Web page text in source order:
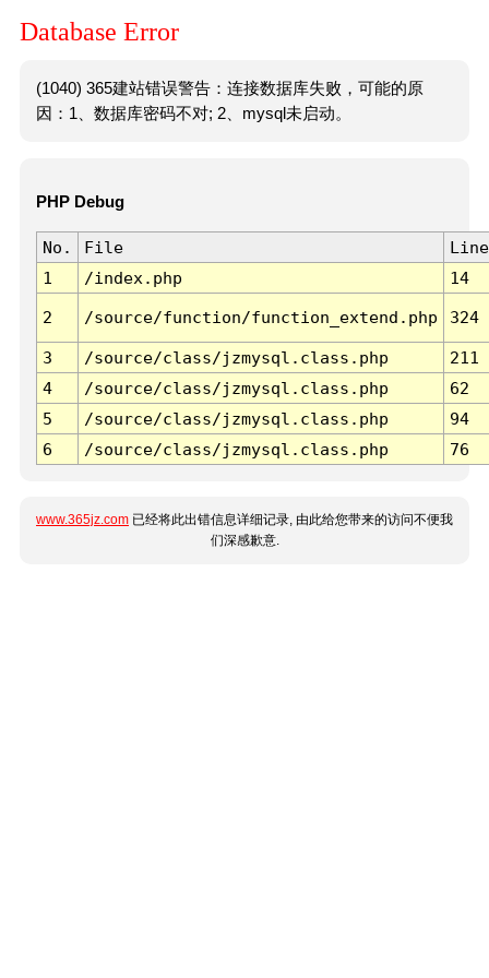
Database Error
(1040) 365建站错误警告：连接数据库失败，可能的原
因：1、数据库密码不对; 2、mysql未启动。
PHP Debug
No. File
Line
1
/index.php 14
2 /source/function/function_extend.php 324
3 /source/class/jzmysql.class.php
211
4
/source/class/jzmysql.class.php
62
5
/source/class/jzmysql.class.php
94
6
/source/class/jzmysql.class.php 76
www.365jz.com 已经将此出错信息详细记录, 由此给您带来的访问不便我
们深感歉意.